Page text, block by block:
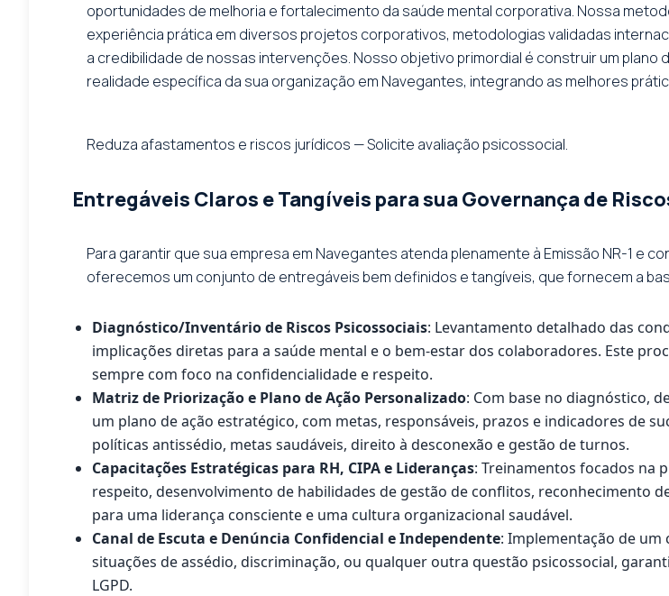
oportunidades de melhoria e fortalecimento da saúde mental corporativa. Nossa
experiência prática em diversos projetos corporativos, metodologias validadas
a credibilidade de nossas intervenções. Nosso objetivo primordial é construir um
realidade específica da sua organização em Navegantes, integrando as melhores
Reduza afastamentos e riscos jurídicos — Solicite avaliação psicossocial.
Entregáveis Claros e Tangíveis para sua Governança de
Para garantir que sua empresa em Navegantes atenda plenamente à Emissão NR-1 e
oferecemos um conjunto de entregáveis bem definidos e tangíveis, que fornecem a
Diagnóstico/Inventário de Riscos Psicossociais: Levantamento detalhado das
implicações diretas para a saúde mental e o bem-estar dos colaboradores. Este
sempre com foco na confidencialidade e respeito.
Matriz de Priorização e Plano de Ação Personalizado: Com base no diagnóstico,
um plano de ação estratégico, com metas, responsáveis, prazos e indicadores de
políticas antissédio, metas saudáveis, direito à desconexão e gestão de turnos.
Capacitações Estratégicas para RH, CIPA e Lideranças: Treinamentos focados na
respeito, desenvolvimento de habilidades de gestão de conflitos, reconhecimento
para uma liderança consciente e uma cultura organizacional saudável.
Canal de Escuta e Denúncia Confidencial e Independente: Implementação de
situações de assédio, discriminação, ou qualquer outra questão psicossocial,
LGPD.